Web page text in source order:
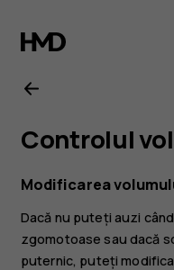
Ghid
de
Nokia
8.1
Controlul
Modificarea
Dacă nu puteți auzi
zgomotoase sau dacă
puternic, puteți